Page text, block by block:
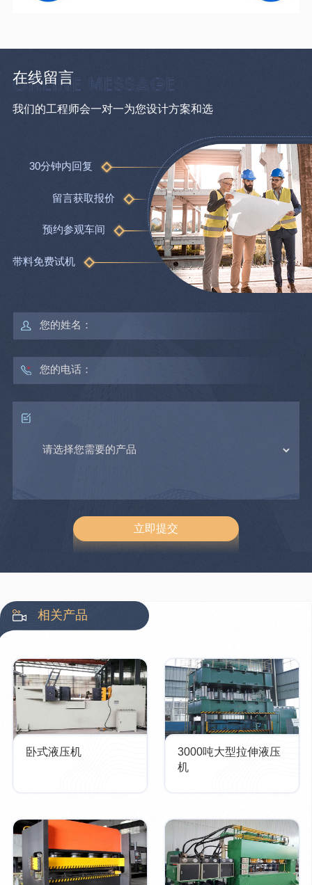
在线留言
我们的工程师会一对一为您设计方案和选
30分钟内回复
留言获取报价
预约参观车间
带料免费试机
相关产品
卧式液压机
3000吨大型拉伸液压
机